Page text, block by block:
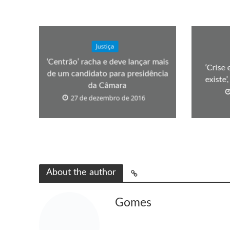
Justiça
‘Centrão’ racha e deve lançar mais
de um candidato para presidência
da Câmara
27 de dezembro de 2016
‘Crise
About the author
Gomes